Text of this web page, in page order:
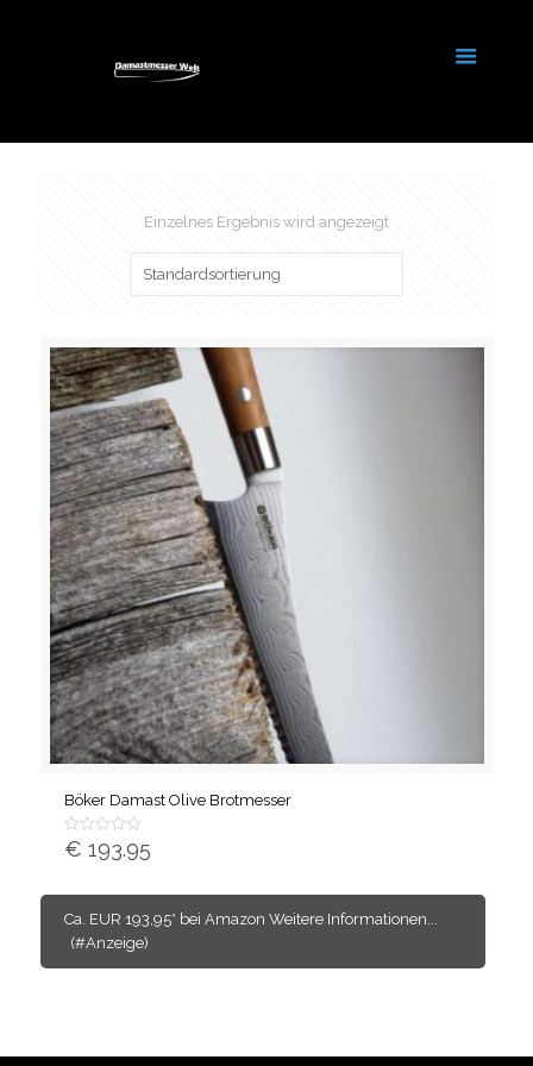
Einzelnes Ergebnis wird angezeigt
Böker Damast Olive Brotmesser
Bewertet
mit
€ 193.95
Ca. EUR 193,95* bei Amazon Weitere Informationen...